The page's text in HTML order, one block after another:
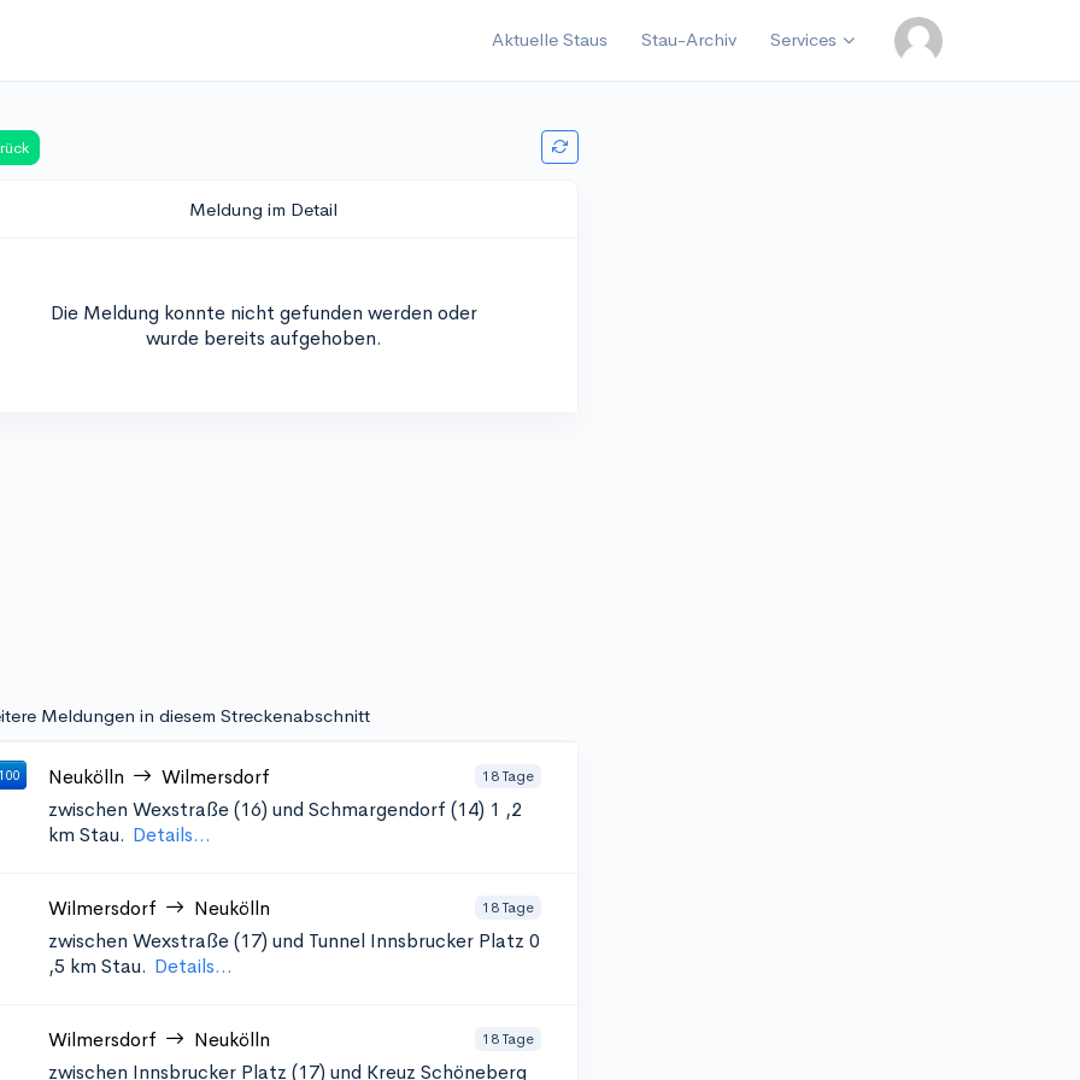
Aktuelle Staus Stau-Archiv Services
Meldung im Detail
Die Meldung konnte nicht gefunden werden oder
wurde bereits aufgehoben.
Meldungen in diesem Streckenabschnitt
Neukölln Wilmersdorf 18 Tage
zwischen Wexstraße (16) und Schmargendorf (14) 1 ,2
km Stau. Details...
Wilmersdorf Neukölln 18 Tage
zwischen Wexstraße (17) und Tunnel Innsbrucker Platz 0
,5 km Stau. Details...
Wilmersdorf Neukölln 18 Tage
zwischen Innsbrucker Platz (17) und Kreuz Schöneberg